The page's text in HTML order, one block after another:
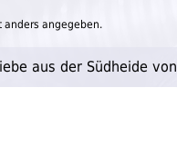
anders angegeben.
aus der Südheide von